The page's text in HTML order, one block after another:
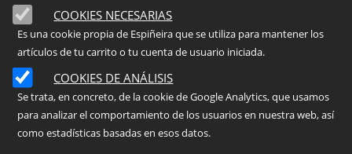
He leído y acepto lapolítica de privacidad
COOKIES NECESARIAS
Es una cookie propia de Espiñeira que se utiliza para mantener los
artículos de tu carrito o tu cuenta de usuario iniciada.
COOKIES DE ANÁLISIS
Se trata, en concreto, de la cookie de Google Analytics, que usamos
para analizar el comportamiento de los usuarios en nuestra web, así
como estadísticas basadas en esos datos.